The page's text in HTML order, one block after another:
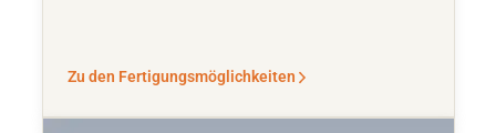
Zu den Fertigungsmöglichkeiten